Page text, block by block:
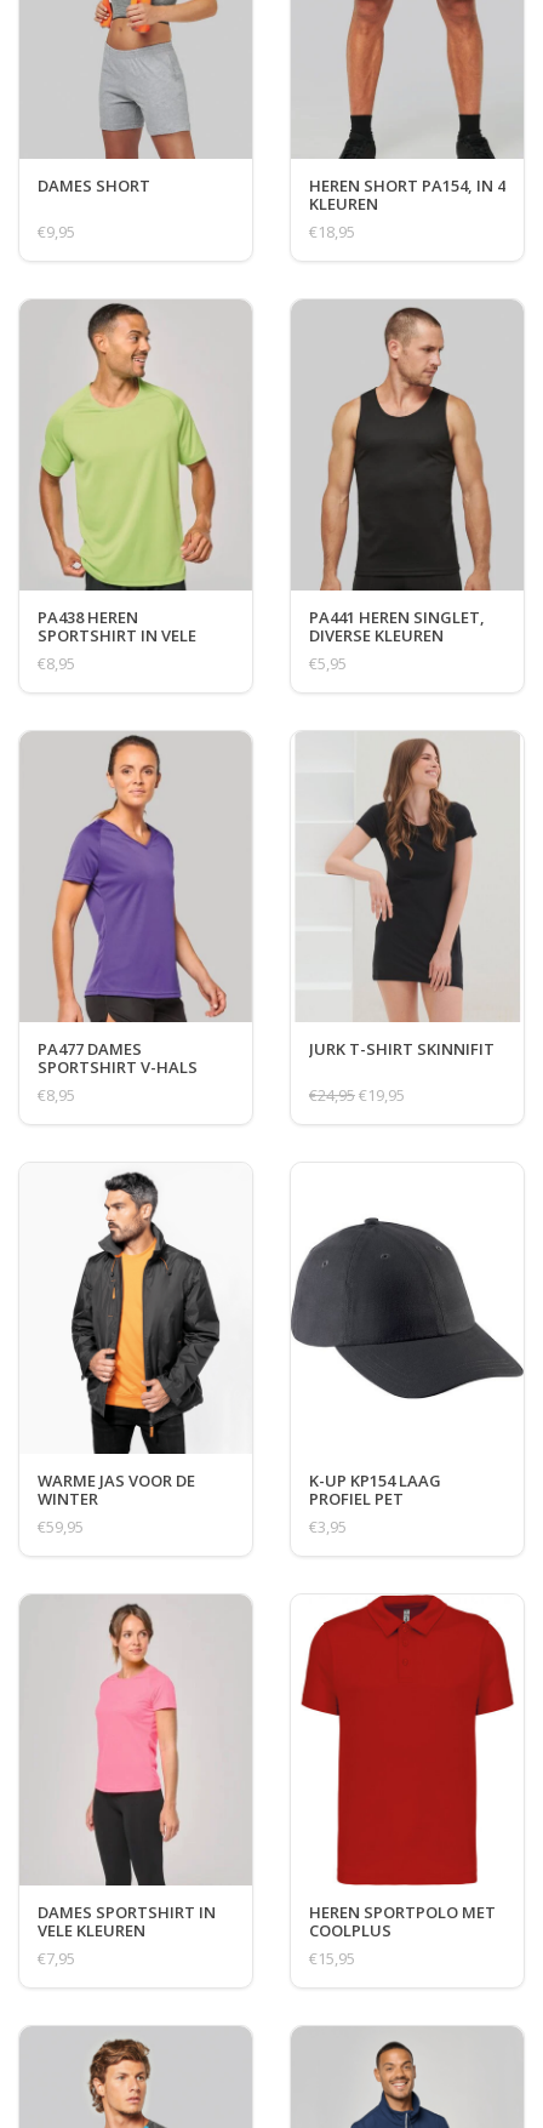
DAMES SHORT
€9,95
HEREN SHORT PA154, IN 4
KLEUREN
€18,95
PA438 HEREN
SPORTSHIRT IN VELE
KLEUREN
€8,95
PA441 HEREN SINGLET,
DIVERSE KLEUREN
€5,95
PA477 DAMES
SPORTSHIRT V-HALS
€8,95
JURK T-SHIRT SKINNIFIT
€24,95€19,95
WARME JAS VOOR DE
WINTER
€59,95
K-UP KP154 LAAG
PROFIEL PET
€3,95
DAMES SPORTSHIRT IN
VELE KLEUREN
€7,95
HEREN SPORTPOLO MET
COOLPLUS
€15,95